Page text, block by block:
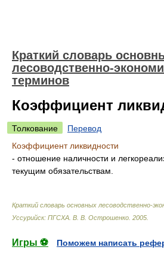
Краткий словарь
лесоводственно-
терминов
Коэффициент
Толкование
Перевод
Коэффициент ликвидности
- отношение наличности и
текущим обязательствам.
Краткий словарь основных лесоводственно-
Уссурийск: ПГСХА В. В. Острошенко 2005
Игры ⚽
Поможем написать